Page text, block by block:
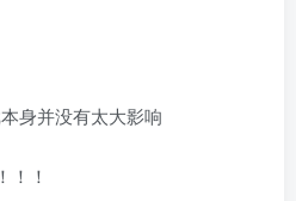
身并没有太大影响
！！